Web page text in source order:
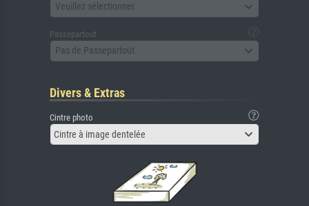
Veuillez sélectionner
Passepartout
Pas de Passepartout
Divers & Extras
Cintre photo
Cintre à image dentelée